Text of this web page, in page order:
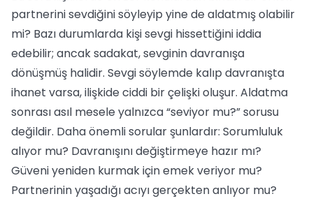
partnerini sevdiğini söyleyip yine de aldatmış olabilir
mi? Bazı durumlarda kişi sevgi hissettiğini iddia
edebilir; ancak sadakat, sevginin davranışa
dönüşmüş halidir. Sevgi söylemde kalıp davranışta
ihanet varsa, ilişkide ciddi bir çelişki oluşur. Aldatma
sonrası asıl mesele yalnızca “seviyor mu?” sorusu
değildir. Daha önemli sorular şunlardır: Sorumluluk
alıyor mu? Davranışını değiştirmeye hazır mı?
Güveni yeniden kurmak için emek veriyor mu?
Partnerinin yaşadığı acıyı gerçekten anlıyor mu?